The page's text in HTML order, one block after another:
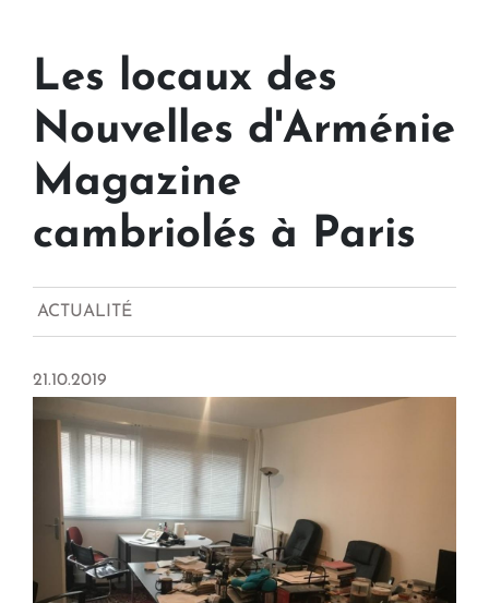
Les locaux des
Nouvelles d'Arménie
Magazine
cambriolés à Paris
ACTUALITÉ
21.10.2019